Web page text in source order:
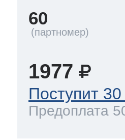
60
1977
Поступит
Предоплата